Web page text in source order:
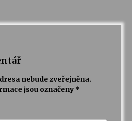
– Malovaný svět
nebude zveřejněna.
jsou označeny *